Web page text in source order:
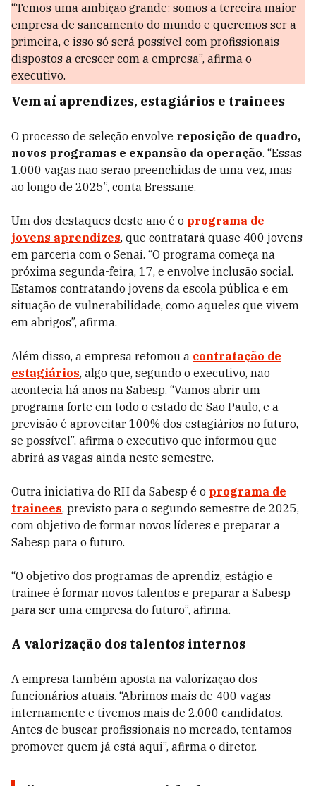
“Temos uma ambição grande: somos a terceira maior
empresa de saneamento do mundo e queremos ser a
primeira, e isso só será possível com profissionais
dispostos a crescer com a empresa”, afirma o
executivo.
Vem aí aprendizes, estagiários e trainees
O processo de seleção envolve reposição de quadro,
novos programas e expansão da operação. “Essas
1.000 vagas não serão preenchidas de uma vez, mas
ao longo de 2025”, conta Bressane.
Um dos destaques deste ano é o programa de
jovens aprendizes, que contratará quase 400 jovens
em parceria com o Senai. “O programa começa na
próxima segunda-feira, 17, e envolve inclusão social.
Estamos contratando jovens da escola pública e em
situação de vulnerabilidade, como aqueles que vivem
em abrigos”, afirma.
Além disso, a empresa retomou a contratação de
estagiários, algo que, segundo o executivo, não
acontecia há anos na Sabesp. “Vamos abrir um
programa forte em todo o estado de São Paulo, e a
previsão é aproveitar 100% dos estagiários no futuro,
se possível”, afirma o executivo que informou que
abrirá as vagas ainda neste semestre.
Outra iniciativa do RH da Sabesp é o programa de
trainees, previsto para o segundo semestre de 2025,
com objetivo de formar novos líderes e preparar a
Sabesp para o futuro.
“O objetivo dos programas de aprendiz, estágio e
trainee é formar novos talentos e preparar a Sabesp
para ser uma empresa do futuro”, afirma.
A valorização dos talentos internos
A empresa também aposta na valorização dos
funcionários atuais. “Abrimos mais de 400 vagas
internamente e tivemos mais de 2.000 candidatos.
Antes de buscar profissionais no mercado, tentamos
promover quem já está aqui”, afirma o diretor.